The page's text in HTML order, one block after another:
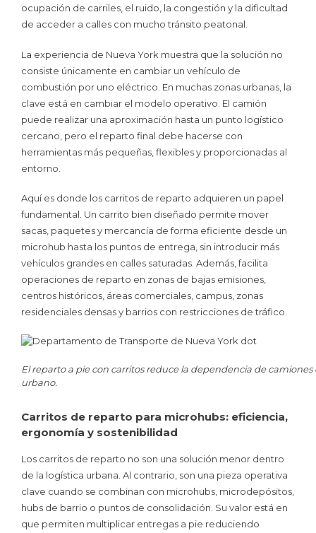
ocupación de carriles, el ruido, la congestión y la dificultad
de acceder a calles con mucho tránsito peatonal.
La experiencia de Nueva York muestra que la solución no
consiste únicamente en cambiar un vehículo de
combustión por uno eléctrico. En muchas zonas urbanas, la
clave está en cambiar el modelo operativo. El camión
puede realizar una aproximación hasta un punto logístico
cercano, pero el reparto final debe hacerse con
herramientas más pequeñas, flexibles y proporcionadas al
entorno.
Aquí es donde los carritos de reparto adquieren un papel
fundamental. Un carrito bien diseñado permite mover
sacas, paquetes y mercancía de forma eficiente desde un
microhub hasta los puntos de entrega, sin introducir más
vehículos grandes en calles saturadas. Además, facilita
operaciones de reparto en zonas de bajas emisiones,
centros históricos, áreas comerciales, campus, zonas
residenciales densas y barrios con restricciones de tráfico.
El reparto a pie con carritos reduce la dependencia de
urbano.
Carritos de reparto para microhubs: eficiencia,
ergonomía y sostenibilidad
Los carritos de reparto no son una solución menor dentro
de la logística urbana. Al contrario, son una pieza operativa
clave cuando se combinan con microhubs, microdepósitos,
hubs de barrio o puntos de consolidación. Su valor está en
que permiten multiplicar entregas a pie reduciendo